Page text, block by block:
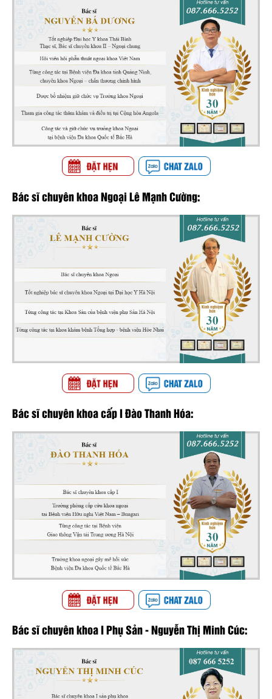
Bác sĩ chuyên khoa Ngoại Lê Mạnh Cường:
Bác sĩ chuyên khoa cấp I Đào Thanh Hóa:
Bác sĩ chuyên khoa I Phụ Sản - Nguyễn Thị Minh Cúc: